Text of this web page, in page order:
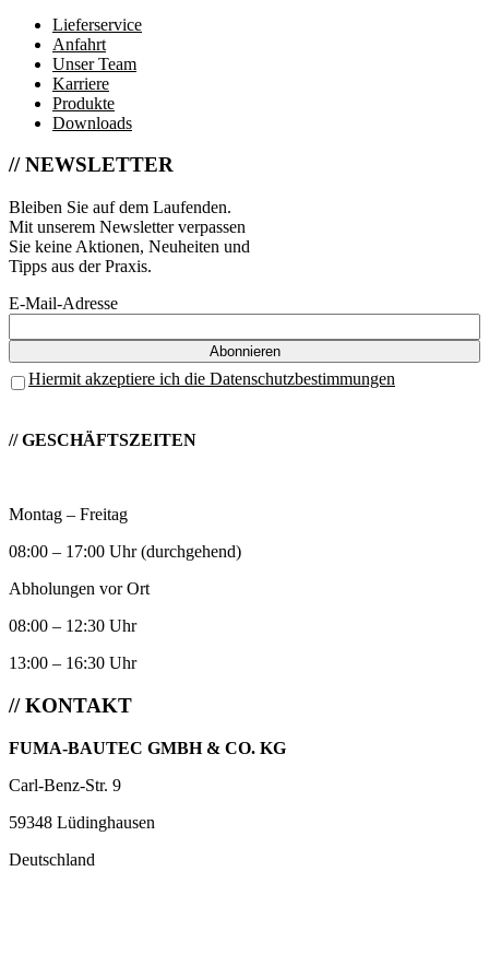
Lieferservice
Anfahrt
Unser Team
Karriere
Produkte
Downloads
// NEWSLETTER
Bleiben Sie auf dem Laufenden.
Mit unserem Newsletter verpassen
Sie keine Aktionen, Neuheiten und
Tipps aus der Praxis.
E-Mail-Adresse
Hiermit akzeptiere ich die Datenschutzbestimmungen
// GESCHÄFTSZEITEN
Montag – Freitag
08:00 – 17:00 Uhr (durchgehend)
Abholungen vor Ort
08:00 – 12:30 Uhr
13:00 – 16:30 Uhr
// KONTAKT
FUMA-BAUTEC GMBH & CO. KG
Carl-Benz-Str. 9
59348 Lüdinghausen
Deutschland